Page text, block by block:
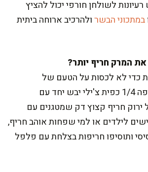
לשולחן חורפי יכול להציץ
במתכוני הבשרולהרכיב ארוחה ביתית
כדי לא לכסות על הטעם של
השעועית. אני מוסיפה 1/4 כפית צ'ילי יבש יחד עם
ירוק חריף קצוץ דק שמטגנים עם
לילדים או למי שפחות אוהב חריף,
ותוסיפו חריפות בצלחת עם פלפל